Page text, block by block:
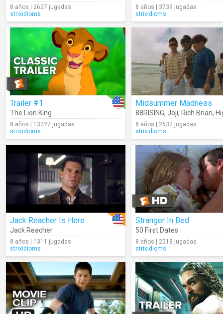
8 años | 2627 jugadas
strixidioms
8 años | 3739 jugadas
strixidioms
Trailer #1
The Lion King
8 años | 13227 jugadas
strixidioms
Midsummer Madness
88RISING, Joji, Rich Brian,
8 años | 2632 jugadas
strixidioms
Jack Reacher Is Here
Jack Reacher
8 años | 1311 jugadas
strixidioms
Stranger In Bed
50 First Dates
8 años | 2518 jugadas
strixidioms